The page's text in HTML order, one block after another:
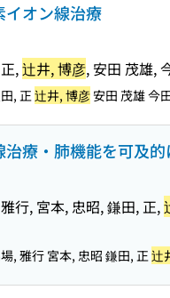
イオン線治療
,辻井, 博彦, 安田 茂雄,
, 正辻井, 博彦安田 茂雄 今
療・肺機能を可及
行, 宮本, 忠昭, 鎌田, 正,
, 雅行 宮本, 忠昭 鎌田, 正辻